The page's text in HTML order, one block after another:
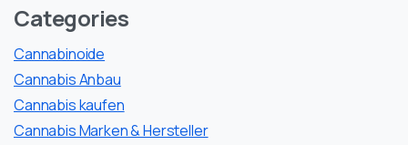
Categories
Cannabinoide
Cannabis Anbau
Cannabis kaufen
Cannabis Marken & Hersteller